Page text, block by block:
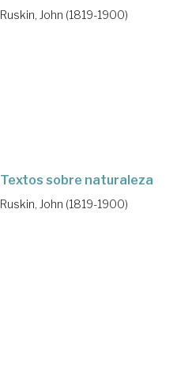
Ruskin, John (1819-1900)
Textos sobre naturaleza
Ruskin, John (1819-1900)